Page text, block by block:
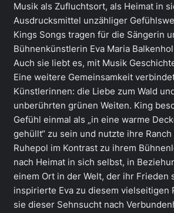
Musik als Zufluchtsort, als Heimat in
Ausdrucksmittel unzähliger
Kings Songs tragen für die Sängerin
Bühnenkünstlerin Eva Maria
Auch sie liebt es, mit Musik
Eine weitere Gemeinsamkeit
Künstlerinnen: die Liebe zum Wald
unberührten grünen Weiten. King
Gefühl einmal als „in eine warme
gehüllt“ zu sein und nutzte ihre
Ruhepol im Kontrast zu ihrem
nach Heimat in sich selbst, in
einem Ort in der Welt, der ihr Frieden
inspirierte Eva zu diesem vielseitigen
sie dieser Sehnsucht nach